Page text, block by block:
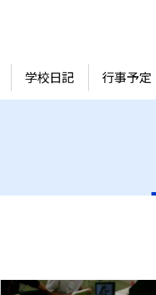
学校日記 行事予定